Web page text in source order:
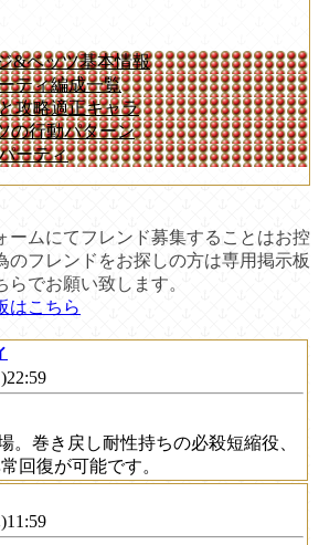
&ペッツ基本情報
ティ編成一覧
攻略適正キャラ
の行動パターン
ーティ
ームにてフレンド募集することはお控
のフレンドをお探しの方は専用掲示板
でお願い致します。
はこちら
。巻き戻し耐性持ちの必殺短縮役、
回復が可能です。